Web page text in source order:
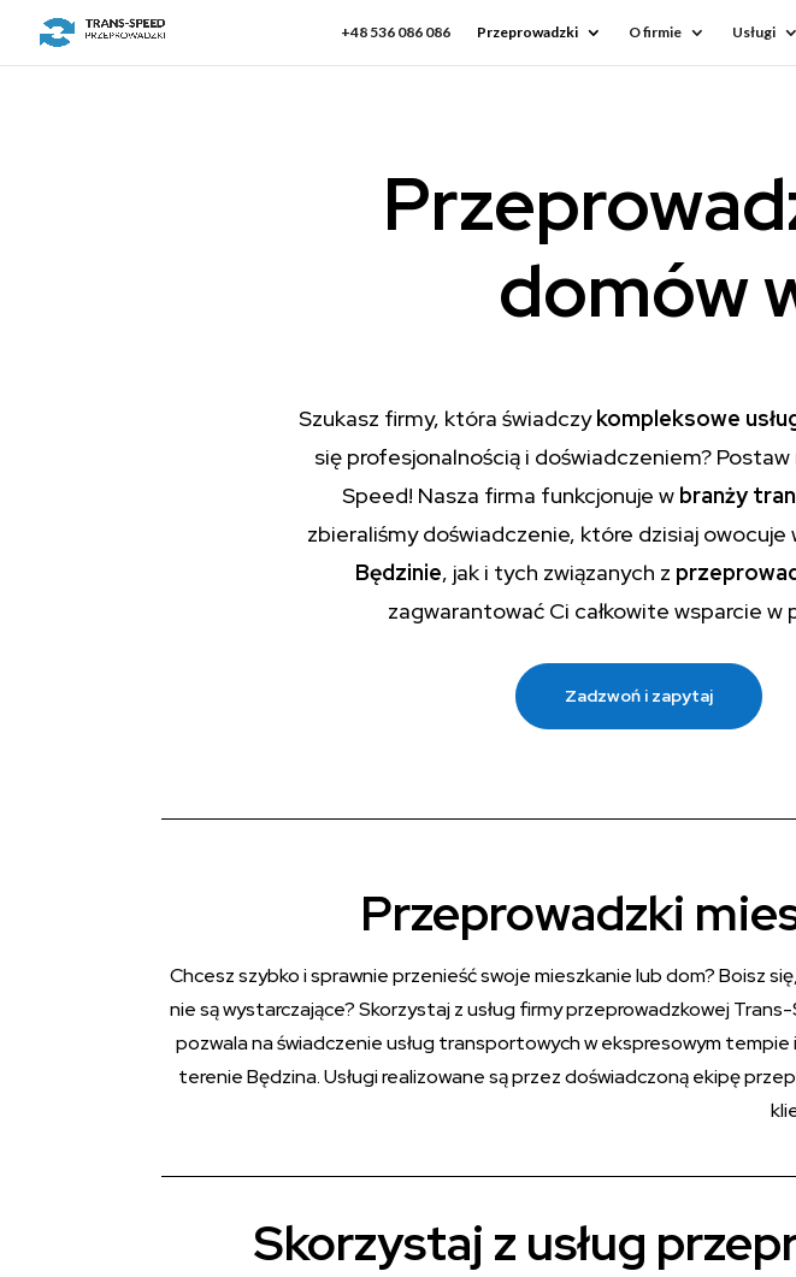
+48 536 086 086 Przeprowadzki O firmie Usługi
domów
Szukasz firmy, która świadczykompleksowe
się profesjonalnością i doświadczeniem? Postaw
Speed! Nasza firma funkcjonuje w branży
zbieraliśmy doświadczenie, które dzisiaj owocuje
Będzinie, jak i tych związanych z
zagwarantować Ci całkowite wsparcie
Zadzwoń i zapytaj
Przeprowadzki
Chcesz szybko i sprawnie przenieść swoje mieszkanie lub dom? Boisz
nie są wystarczające? Skorzystaj z usług firmy przeprowadzkowej
pozwala na świadczenie usług transportowych w ekspresowym
terenie Będzina. Usługi realizowane są przez doświadczoną ekipę
Skorzystaj z usług